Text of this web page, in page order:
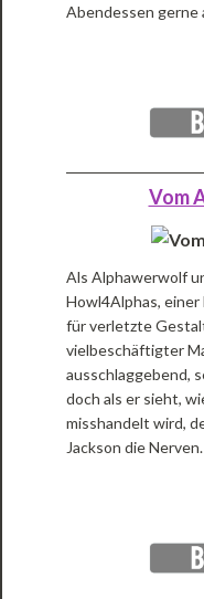
Abendessen gerne
Vom
Als Alphawerwolf
Howl4Alphas,
für verletzte
vielbeschäftigter
ausschlaggebend,
doch als er sieht,
misshandelt wird,
Jackson die Nerven.